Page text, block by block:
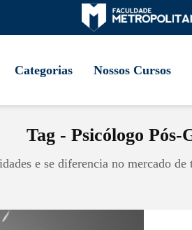
Categorias Nossos Cursos
Tag - Psicólogo Pós-
e se diferencia no mercado de